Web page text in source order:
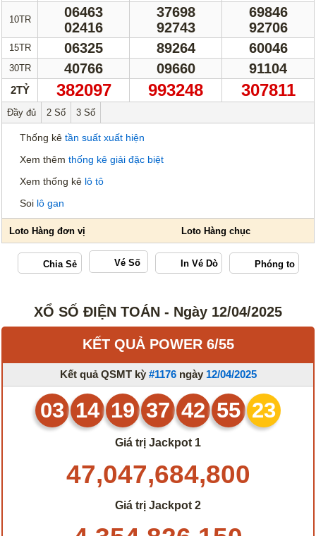
10TR
06463
02416
37698
92743
69846
92706
15TR 06325 89264 60046
30TR 40766 09660 91104
2TỶ 382097 993248 307811
Đầy đủ 2 Số 3 Số
Thống kê tần suất xuất hiện
Xem thêm thống kê giải đặc biệt
Xem thống kê lô tô
Soi lô gan
Vé Số
XỔ SỐ ĐIỆN TOÁN - Ngày 12/04/2025
KẾT QUẢ POWER 6/55
Kết quả QSMT kỳ #1176ngày 12/04/2025
03 14 19 37 42 55 23
Giá trị Jackpot 1
47,047,684,800
Giá trị Jackpot 2